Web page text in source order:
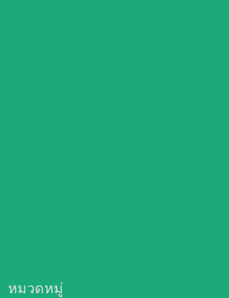
หมวดหมู่